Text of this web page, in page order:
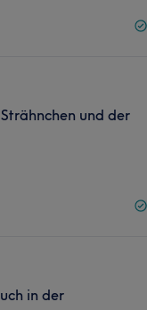
und der
in der